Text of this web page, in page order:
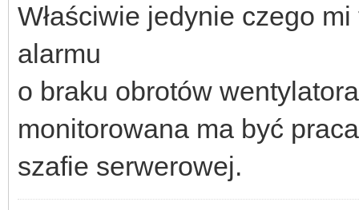
Właściwie jedynie czego
alarmu
o braku obrotów
monitorowana ma być
szafie serwerowej.